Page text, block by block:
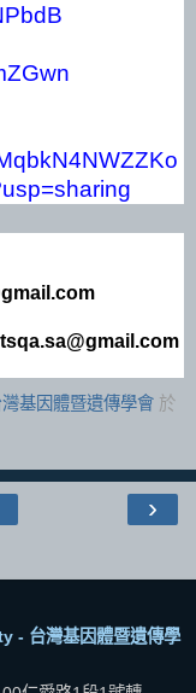
基因體暨遺傳學會 於
›
- 台灣基因體暨遺傳學